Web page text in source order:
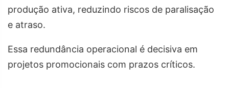
produção ativa, reduzindo riscos de paralisação
e atraso.
Essa redundância operacional é decisiva em
projetos promocionais com prazos críticos.